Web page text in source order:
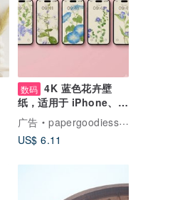
数码 4K 蓝色花卉壁
纸，适用于 iPhone、
iPad、Android 手机与
平板电脑
广告
papergoodiesstudio
US$ 6.11